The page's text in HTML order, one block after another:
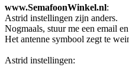
www.SemafoonWinkel.nl:
Astrid instellingen zijn anders.
Nogmaals, stuur me een email
Het antenne symbool zegt te
Astrid instellingen: